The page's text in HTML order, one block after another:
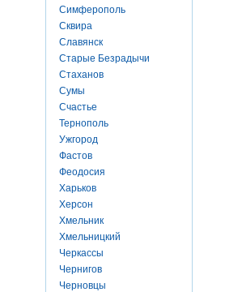
Симферополь
Сквира
Славянск
Старые Безрадычи
Стаханов
Сумы
Счастье
Тернополь
Ужгород
Фастов
Феодосия
Харьков
Херсон
Хмельник
Хмельницкий
Черкассы
Чернигов
Черновцы